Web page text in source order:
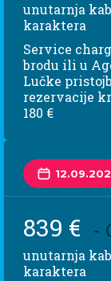
unutarnja
karaktera
Service
brodu ili u
Lučke
rezervacije
180 €
839 € -
unutarnja
karaktera